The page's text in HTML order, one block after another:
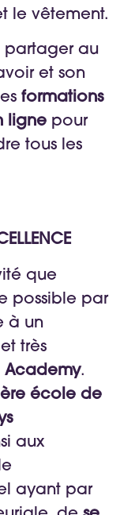
le vêtement.
partager au
et son
formations
ligne pour
tous les
que
possible par
à un
très
Academy.
école de
aux
ayant par